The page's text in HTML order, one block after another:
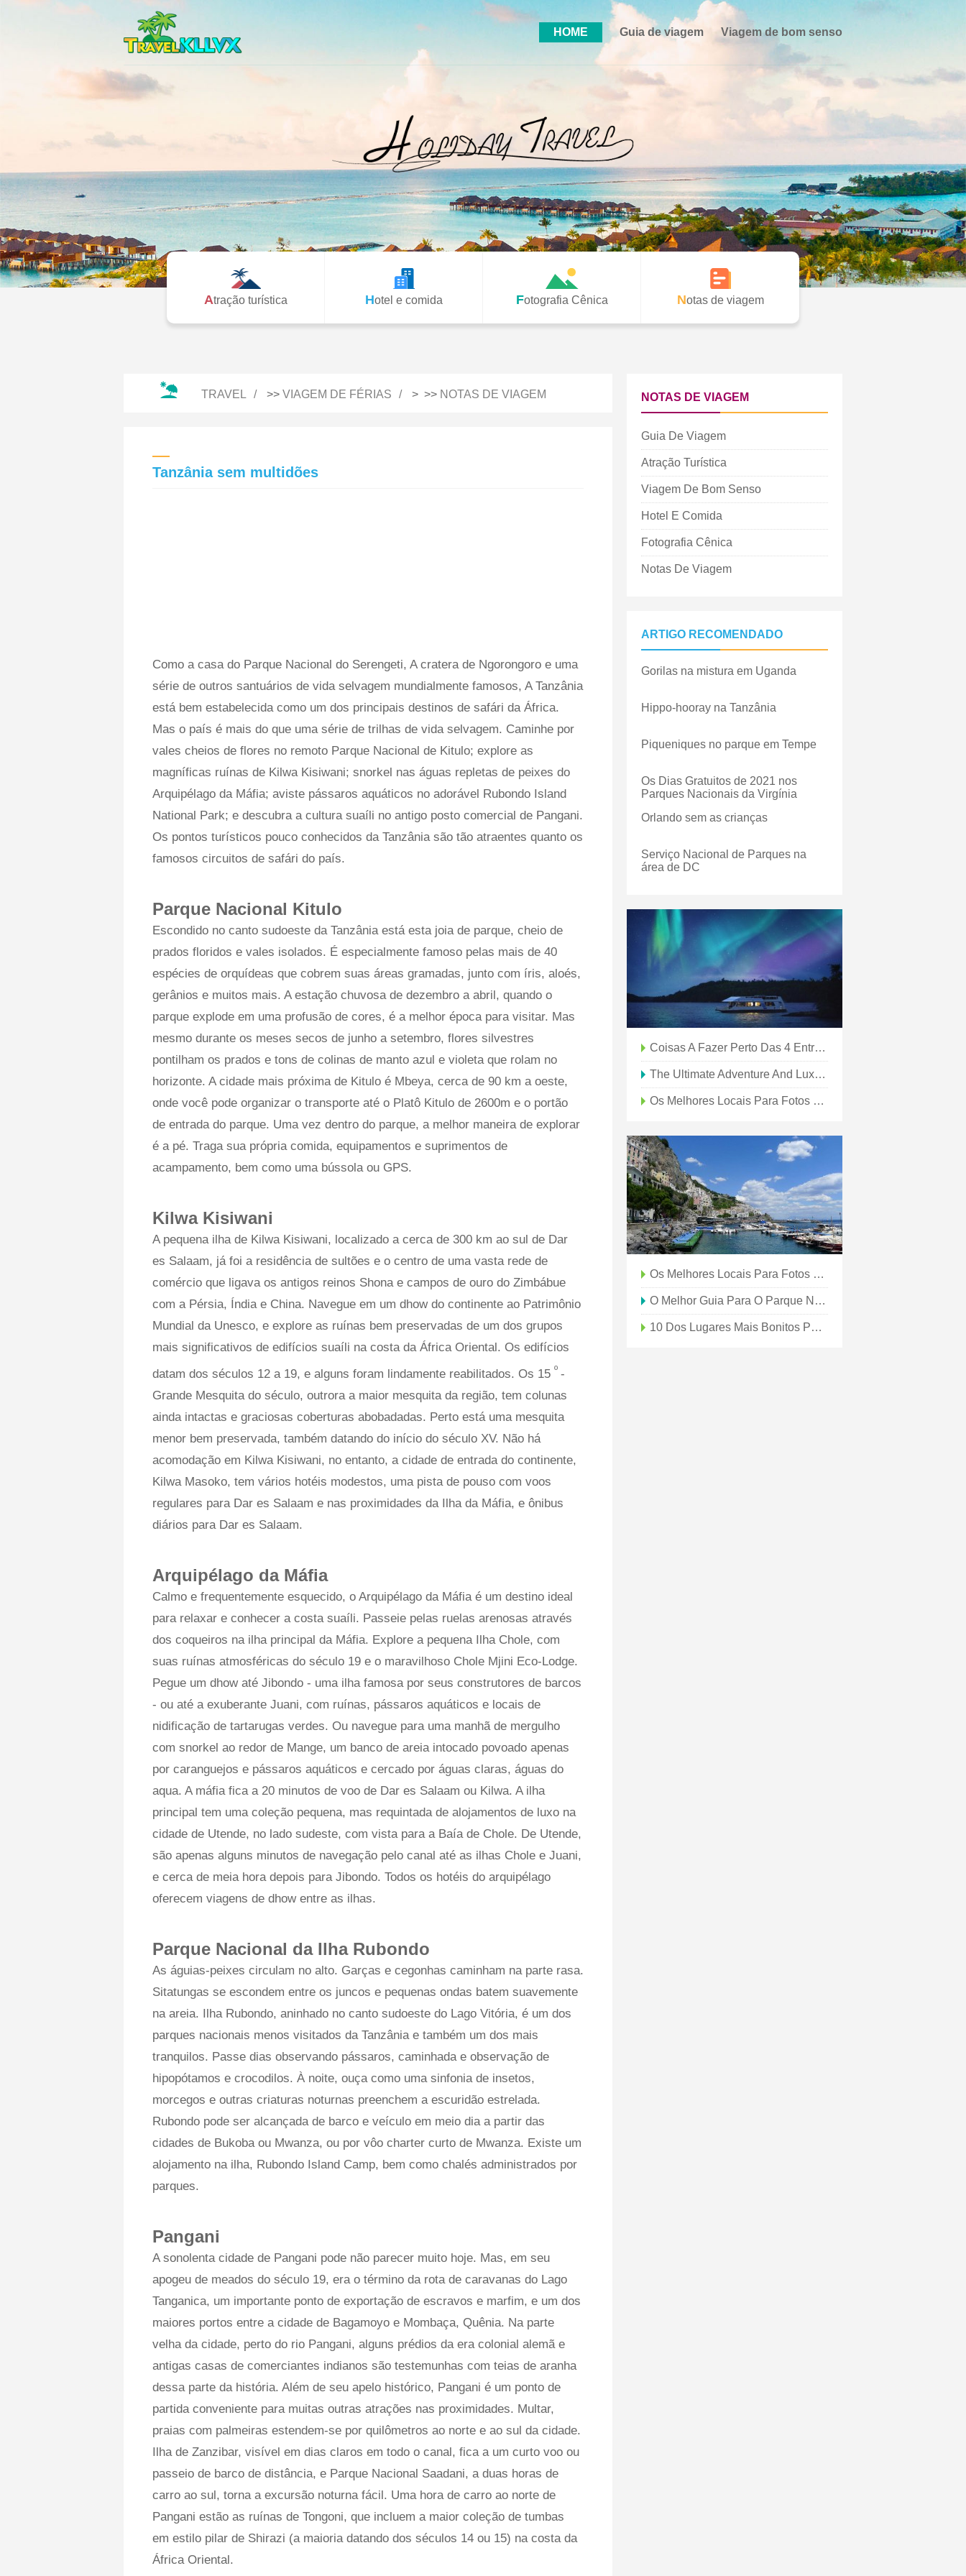
HOME Guia de viagem Viagem de bom senso
Atração turística Hotel e comida Fotografia Cênica Notas de viagem
TRAVEL >> VIAGEM DE FÉRIAS > >> NOTAS DE VIAGEM
Tanzânia sem multidões
Como a casa do Parque Nacional do Serengeti, A cratera de Ngorongoro e uma
série de outros santuários de vida selvagem mundialmente famosos, A Tanzânia
está bem estabelecida como um dos principais destinos de safári da África.
Mas o país é mais do que uma série de trilhas de vida selvagem. Caminhe por
vales cheios de flores no remoto Parque Nacional de Kitulo; explore as
magníficas ruínas de Kilwa Kisiwani; snorkel nas águas repletas de peixes do
Arquipélago da Máfia; aviste pássaros aquáticos no adorável Rubondo Island
National Park; e descubra a cultura suaíli no antigo posto comercial de Pangani.
Os pontos turísticos pouco conhecidos da Tanzânia são tão atraentes quanto os
famosos circuitos de safári do país.
Parque Nacional Kitulo
Escondido no canto sudoeste da Tanzânia está esta joia de parque, cheio de
prados floridos e vales isolados. É especialmente famoso pelas mais de 40
espécies de orquídeas que cobrem suas áreas gramadas, junto com íris, aloés,
gerânios e muitos mais. A estação chuvosa de dezembro a abril, quando o
parque explode em uma profusão de cores, é a melhor época para visitar. Mas
mesmo durante os meses secos de junho a setembro, flores silvestres
pontilham os prados e tons de colinas de manto azul e violeta que rolam no
horizonte. A cidade mais próxima de Kitulo é Mbeya, cerca de 90 km a oeste,
onde você pode organizar o transporte até o Platô Kitulo de 2600m e o portão
de entrada do parque. Uma vez dentro do parque, a melhor maneira de explorar
é a pé. Traga sua própria comida, equipamentos e suprimentos de
acampamento, bem como uma bússola ou GPS.
Kilwa Kisiwani
A pequena ilha de Kilwa Kisiwani, localizado a cerca de 300 km ao sul de Dar
es Salaam, já foi a residência de sultões e o centro de uma vasta rede de
comércio que ligava os antigos reinos Shona e campos de ouro do Zimbábue
com a Pérsia, Índia e China. Navegue em um dhow do continente ao Patrimônio
Mundial da Unesco, e explore as ruínas bem preservadas de um dos grupos
mais significativos de edifícios suaíli na costa da África Oriental. Os edifícios
datam dos séculos 12 a 19, e alguns foram lindamente reabilitados. Os 15 º -
Grande Mesquita do século, outrora a maior mesquita da região, tem colunas
ainda intactas e graciosas coberturas abobadadas. Perto está uma mesquita
menor bem preservada, também datando do início do século XV. Não há
acomodação em Kilwa Kisiwani, no entanto, a cidade de entrada do continente,
Kilwa Masoko, tem vários hotéis modestos, uma pista de pouso com voos
regulares para Dar es Salaam e nas proximidades da Ilha da Máfia, e ônibus
diários para Dar es Salaam.
Arquipélago da Máfia
Calmo e frequentemente esquecido, o Arquipélago da Máfia é um destino ideal
para relaxar e conhecer a costa suaíli. Passeie pelas ruelas arenosas através
dos coqueiros na ilha principal da Máfia. Explore a pequena Ilha Chole, com
suas ruínas atmosféricas do século 19 e o maravilhoso Chole Mjini Eco-Lodge.
Pegue um dhow até Jibondo - uma ilha famosa por seus construtores de barcos
- ou até a exuberante Juani, com ruínas, pássaros aquáticos e locais de
nidificação de tartarugas verdes. Ou navegue para uma manhã de mergulho
com snorkel ao redor de Mange, um banco de areia intocado povoado apenas
por caranguejos e pássaros aquáticos e cercado por águas claras, águas do
aqua. A máfia fica a 20 minutos de voo de Dar es Salaam ou Kilwa. A ilha
principal tem uma coleção pequena, mas requintada de alojamentos de luxo na
cidade de Utende, no lado sudeste, com vista para a Baía de Chole. De Utende,
são apenas alguns minutos de navegação pelo canal até as ilhas Chole e Juani,
e cerca de meia hora depois para Jibondo. Todos os hotéis do arquipélago
oferecem viagens de dhow entre as ilhas.
Parque Nacional da Ilha Rubondo
As águias-peixes circulam no alto. Garças e cegonhas caminham na parte rasa.
Sitatungas se escondem entre os juncos e pequenas ondas batem suavemente
na areia. Ilha Rubondo, aninhado no canto sudoeste do Lago Vitória, é um dos
parques nacionais menos visitados da Tanzânia e também um dos mais
tranquilos. Passe dias observando pássaros, caminhada e observação de
hipopótamos e crocodilos. À noite, ouça como uma sinfonia de insetos,
morcegos e outras criaturas noturnas preenchem a escuridão estrelada.
Rubondo pode ser alcançada de barco e veículo em meio dia a partir das
cidades de Bukoba ou Mwanza, ou por vôo charter curto de Mwanza. Existe um
alojamento na ilha, Rubondo Island Camp, bem como chalés administrados por
parques.
Pangani
A sonolenta cidade de Pangani pode não parecer muito hoje. Mas, em seu
apogeu de meados do século 19, era o término da rota de caravanas do Lago
Tanganica, um importante ponto de exportação de escravos e marfim, e um dos
maiores portos entre a cidade de Bagamoyo e Mombaça, Quênia. Na parte
velha da cidade, perto do rio Pangani, alguns prédios da era colonial alemã e
antigas casas de comerciantes indianos são testemunhas com teias de aranha
dessa parte da história. Além de seu apelo histórico, Pangani é um ponto de
partida conveniente para muitas outras atrações nas proximidades. Multar,
praias com palmeiras estendem-se por quilômetros ao norte e ao sul da cidade.
Ilha de Zanzibar, visível em dias claros em todo o canal, fica a um curto voo ou
passeio de barco de distância, e Parque Nacional Saadani, a duas horas de
carro ao sul, torna a excursão noturna fácil. Uma hora de carro ao norte de
Pangani estão as ruínas de Tongoni, que incluem a maior coleção de tumbas
em estilo pilar de Shirazi (a maioria datando dos séculos 14 ou 15) na costa da
África Oriental.
NOTAS DE VIAGEM
Guia De Viagem
Atração Turística
Viagem De Bom Senso
Hotel E Comida
Fotografia Cênica
Notas De Viagem
ARTIGO RECOMENDADO
Gorilas na mistura em Uganda
Hippo-hooray na Tanzânia
Piqueniques no parque em Tempe
Os Dias Gratuitos de 2021 nos
Parques Nacionais da Virgínia
Orlando sem as crianças
Serviço Nacional de Parques na
área de DC
Coisas A Fazer Perto Das 4 Entradas Do Parque Nacional De Shenandoah
The Ultimate Adventure And Luxury Guide To Banff National Park
Os Melhores Locais Para Fotos No Parque Nacional De Banff
Os Melhores Locais Para Fotos No Parque Nacional De Yosemite
O Melhor Guia Para O Parque Nacional De Yosemite
10 Dos Lugares Mais Bonitos Para Se Visitar Na Tanzânia